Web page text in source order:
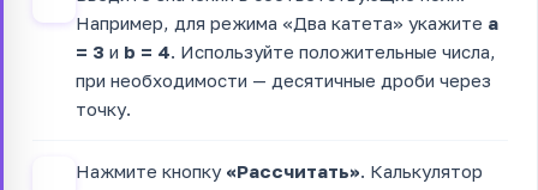
Например, для режима «Два катета» укажите a
= 3 и b = 4. Используйте положительные числа,
при необходимости — десятичные дроби через
точку.
Нажмите кнопку «Рассчитать». Калькулятор